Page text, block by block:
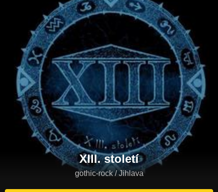
XIII. století
gothic-rock / Jihlava